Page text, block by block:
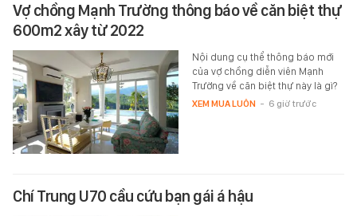
Vợ chồng Mạnh Trường thông báo về căn biệt thự
600m2 xây từ 2022
Nội dung cụ thể thông báo mới
của vợ chồng diễn viên Mạnh
Trường về căn biệt thự này là gì?
XEM MUA LUÔN - 6 giờ trước
Chí Trung U70 cầu cứu bạn gái á hậu